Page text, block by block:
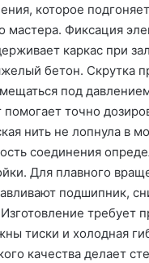
которое
мастера. Фиксация
каркас при
бетон. Скрутка
под
точно
нить не лопнула в
соединения
Для плавного
подшипник,
требует
тиски и холодная
качества делает